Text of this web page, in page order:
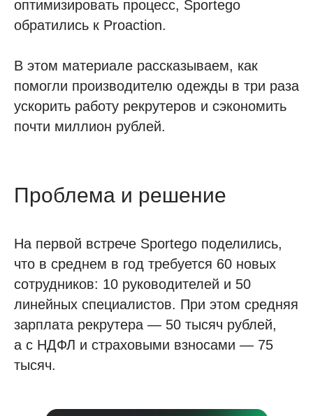
оптимизировать процесс, Sportego
обратились к Proaction.
В этом материале рассказываем, как
помогли производителю одежды в три раза
ускорить работу рекрутеров и сэкономить
почти миллион рублей.
Проблема и решение
На первой встрече Sportego поделились,
что в среднем в год требуется 60 новых
сотрудников: 10 руководителей и 50
линейных специалистов. При этом средняя
зарплата рекрутера — 50 тысяч рублей,
а с НДФЛ и страховыми взносами — 75
тысяч.